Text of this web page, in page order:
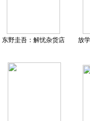
东野圭吾：解忧杂货店 放